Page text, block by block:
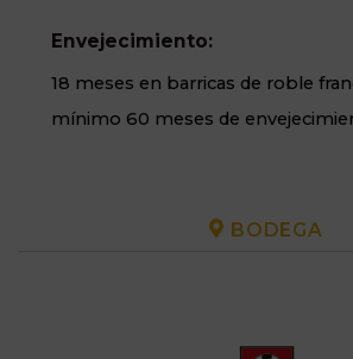
Envejecimiento:
18 meses en barricas de roble
mínimo 60 meses de
BODEGA